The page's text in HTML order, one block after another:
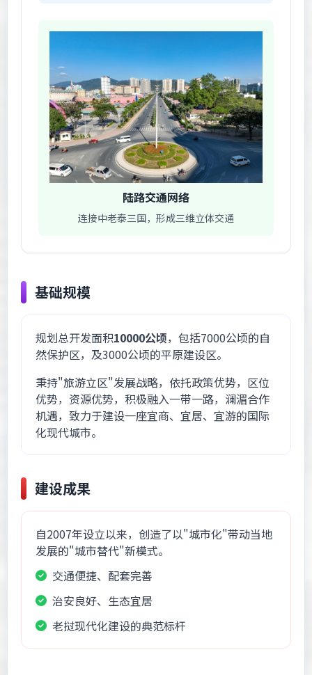
陆路交通网络
连接中老泰三国，形成三维立体交通
基础规模
规划总开发面积10000公顷，包括7000公顷的自
然保护区，及3000公顷的平原建设区。
秉持"旅游立区"发展战略，依托政策优势，区位
优势，资源优势，积极融入一带一路，澜湄合作
机遇，致力于建设一座宜商、宜居、宜游的国际
化现代城市。
建设成果
自2007年设立以来，创造了以"城市化"带动当地
发展的"城市替代"新模式。
交通便捷、配套完善
治安良好、生态宜居
老挝现代化建设的典范标杆